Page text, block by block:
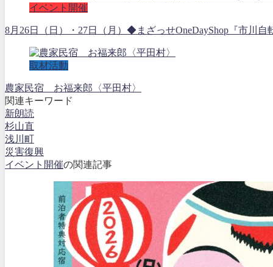
イベント開催
8月26日（日）・27日（月）◆まざっせOneDayShop『市川自
取材活動
農家民宿 お福来郎〈平田村〉
関連キーワード
新朗読
杉山直
浅川町
災害復興
イベント開催の関連記事